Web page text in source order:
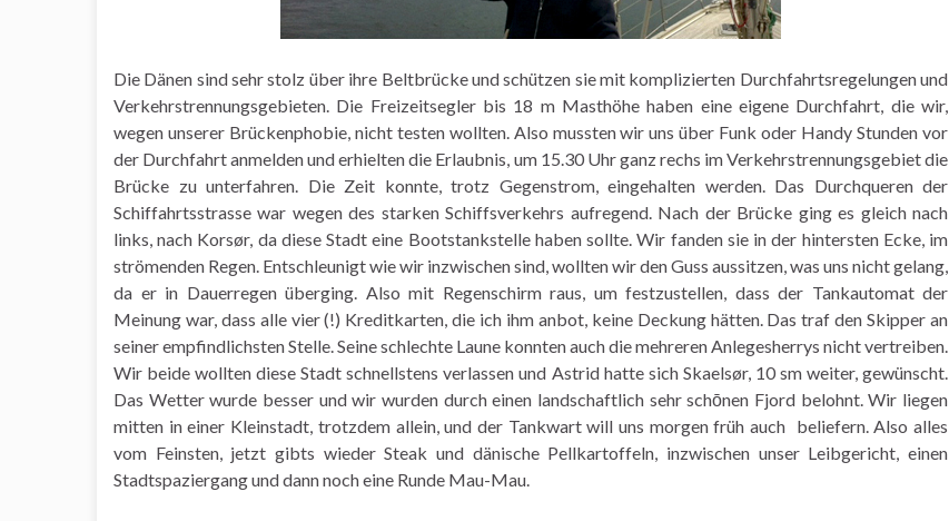
Die Dänen sind sehr stolz über ihre Beltbrücke und schützen sie mit komplizierten Durchfahrtsregelungen und
Verkehrstrennungsgebieten. Die Freizeitsegler bis 18 m Masthöhe haben eine eigene Durchfahrt, die wir,
wegen unserer Brückenphobie, nicht testen wollten. Also mussten wir uns über Funk oder Handy Stunden vor
der Durchfahrt anmelden und erhielten die Erlaubnis, um 15.30 Uhr ganz rechs im Verkehrstrennungsgebiet die
Brücke zu unterfahren. Die Zeit konnte, trotz Gegenstrom, eingehalten werden. Das Durchqueren der
Schiffahrtsstrasse war wegen des starken Schiffsverkehrs aufregend. Nach der Brücke ging es gleich nach
links, nach Korsør, da diese Stadt eine Bootstankstelle haben sollte. Wir fanden sie in der hintersten Ecke, im
strömenden Regen. Entschleunigt wie wir inzwischen sind, wollten wir den Guss aussitzen, was uns nicht gelang,
da er in Dauerregen überging. Also mit Regenschirm raus, um festzustellen, dass der Tankautomat der
Meinung war, dass alle vier (!) Kreditkarten, die ich ihm anbot, keine Deckung hätten. Das traf den Skipper an
seiner empfindlichsten Stelle. Seine schlechte Laune konnten auch die mehreren Anlegesherrys nicht vertreiben.
Wir beide wollten diese Stadt schnellstens verlassen und Astrid hatte sich Skaelsør, 10 sm weiter, gewünscht.
Das Wetter wurde besser und wir wurden durch einen landschaftlich sehr schōnen Fjord belohnt. Wir liegen
mitten in einer Kleinstadt, trotzdem allein, und der Tankwart will uns morgen früh auch beliefern. Also alles
vom Feinsten, jetzt gibts wieder Steak und dänische Pellkartoffeln, inzwischen unser Leibgericht, einen
Stadtspaziergang und dann noch eine Runde Mau-Mau.